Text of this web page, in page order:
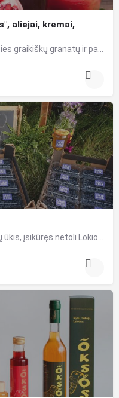
aliejai, kremai,